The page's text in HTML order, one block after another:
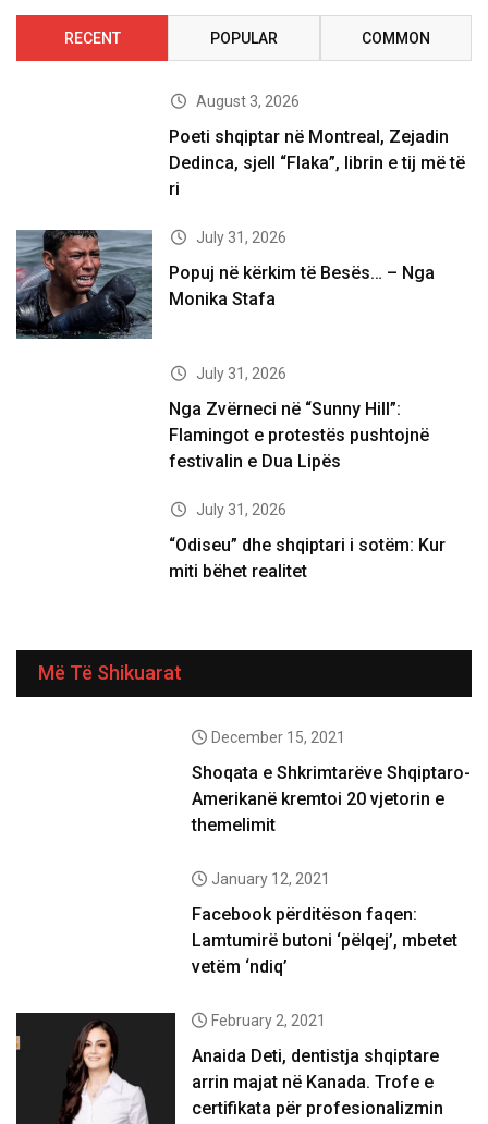
RECENT POPULAR COMMON
August 3, 2026
Poeti shqiptar në Montreal, Zejadin
Dedinca, sjell “Flaka”, librin e tij më të
ri
July 31, 2026
Popuj në kërkim të Besës… – Nga
Monika Stafa
July 31, 2026
Nga Zvërneci në “Sunny Hill”:
Flamingot e protestës pushtojnë
festivalin e Dua Lipës
July 31, 2026
“Odiseu” dhe shqiptari i sotëm: Kur
miti bëhet realitet
Më Të Shikuarat
December 15, 2021
Shoqata e Shkrimtarëve Shqiptaro-
Amerikanë kremtoi 20 vjetorin e
themelimit
January 12, 2021
Facebook përditëson faqen:
Lamtumirë butoni ‘pëlqej’, mbetet
vetëm ‘ndiq’
February 2, 2021
Anaida Deti, dentistja shqiptare
arrin majat në Kanada. Trofe e
certifikata për profesionalizmin